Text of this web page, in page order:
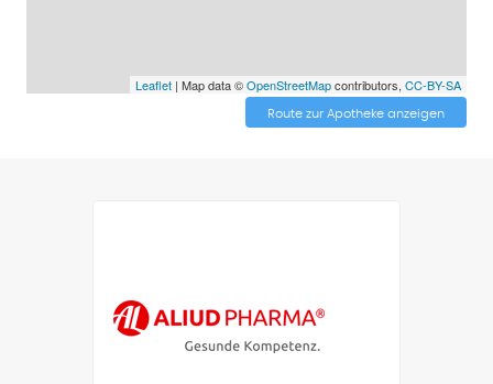
Leaflet| Map data ©OpenStreetMapcontributors, CC-BY-SA
Route zur Apotheke anzeigen